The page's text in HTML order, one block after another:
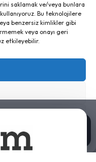
saklamak ve/veya bunlara
Bu teknolojilere
benzersiz kimlikler gibi
veya onayı geri
etkileyebilir.
Künye
0:00 / 15:46
Miti